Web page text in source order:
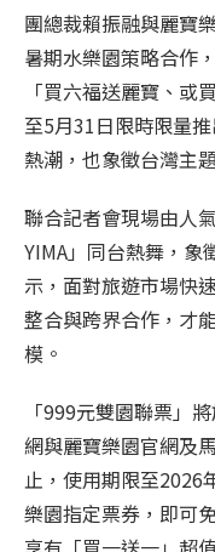
團總裁賴振融與麗寶
暑期水樂園策略合作
「買六福送麗寶、或
至5月31日限時限量
熱潮，也象徵台灣主
聯合記者會現場由人
YIMA」同台熱舞，象
示，面對旅遊市場快
整合與跨界合作，才
模。
「999元雙園聯票」
網與麗寶樂園官網及
止，使用期限至2026
樂園指定票券，即可